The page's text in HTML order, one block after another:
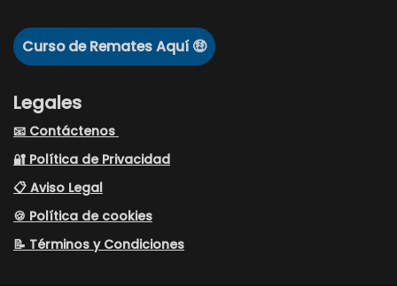
Curso de Remates Aquí 🤑
Legales
📧 Contáctenos
🔐 Política de Privacidad
📋 Aviso Legal
🍪 Política de cookies
📝 Términos y Condiciones